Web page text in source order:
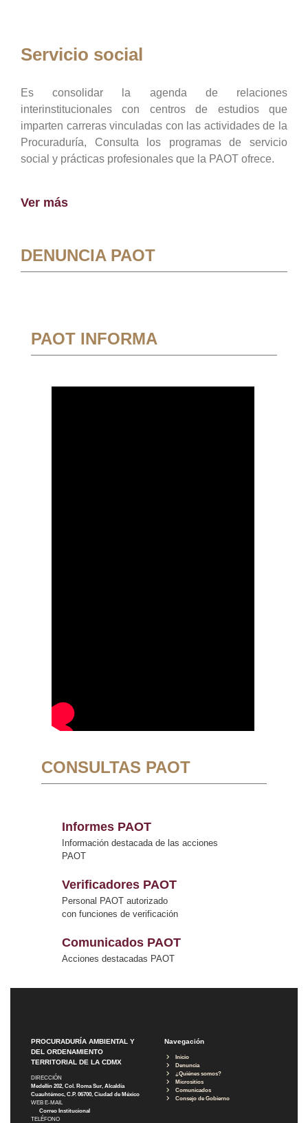
Servicio social
Es consolidar la agenda de relaciones
interinstitucionales con centros de estudios que
imparten carreras vinculadas con las actividades de la
Procuraduría, Consulta los programas de servicio
social y prácticas profesionales que la PAOT ofrece.
Ver más
DENUNCIA PAOT
PAOT INFORMA
CONSULTAS PAOT
Informes PAOT
Información destacada de las acciones
PAOT
Verificadores PAOT
Personal PAOT autorizado
con funciones de verificación
Comunicados PAOT
Acciones destacadas PAOT
PROCURADURÍA AMBIENTAL Y
DEL ORDENAMIENTO
TERRITORIAL DE LA CDMX
DIRECCIÓN
Medellín 202, Col. Roma Sur, Alcaldía
Cuauhtémoc, C.P. 06700, Ciudad de México
WEB E-MAIL
Correo Institucional
TELÉFONO
Navegación
Inicio
Denuncia
¿Quiénes somos?
Micrositios
Comunicados
Consejo de Gobierno